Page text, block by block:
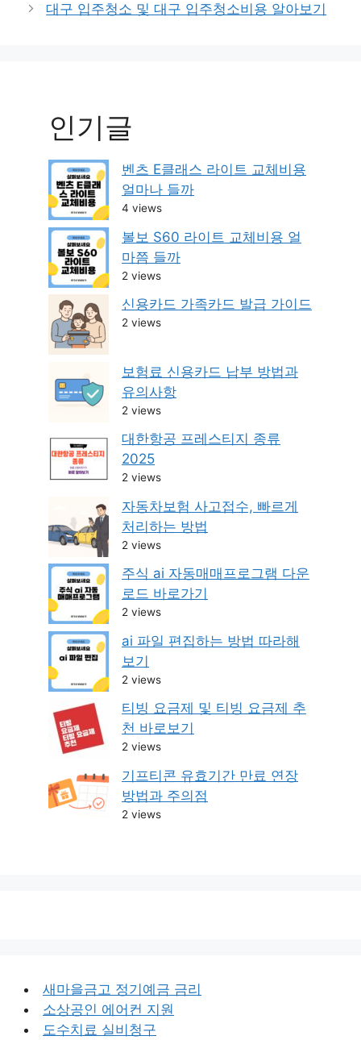
대구 입주청소 및 대구 입주청소비용 알아보기
인기글
벤츠 E클래스 라이트 교체비용
얼마나 들까
4 views
볼보 S60 라이트 교체비용 얼
마쯤 들까
2 views
신용카드 가족카드 발급 가이드
2 views
보험료 신용카드 납부 방법과
유의사항
2 views
대한항공 프레스티지 종류
2025
2 views
자동차보험 사고접수, 빠르게
처리하는 방법
2 views
주식 ai 자동매매프로그램 다운
로드 바로가기
2 views
ai 파일 편집하는 방법 따라해
보기
2 views
티빙 요금제 및 티빙 요금제 추
천 바로보기
2 views
기프티콘 유효기간 만료 연장
방법과 주의점
2 views
새마을금고 정기예금 금리
소상공인 에어컨 지원
도수치료 실비청구